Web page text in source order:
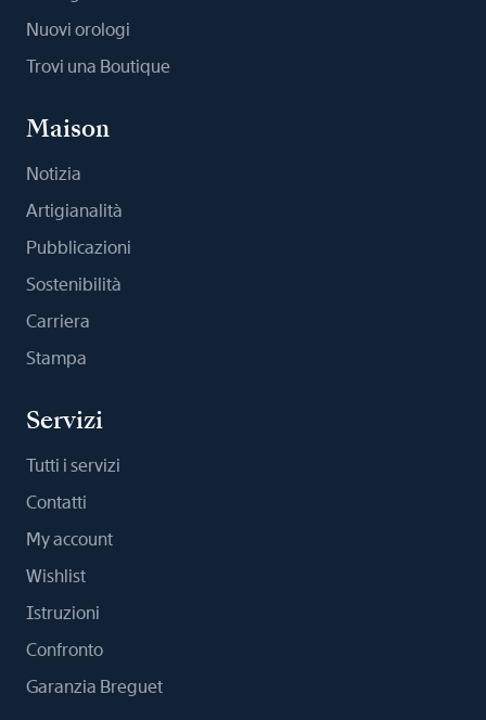
Nuovi orologi
Trovi una Boutique
Maison
Notizia
Artigianalità
Pubblicazioni
Sostenibilità
Carriera
Stampa
Servizi
Tutti i servizi
Contatti
My account
Wishlist
Istruzioni
Confronto
Garanzia Breguet